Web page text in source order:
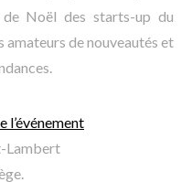
Noël des starts-up du
amateurs de nouveautés et
l’événement
Lambert